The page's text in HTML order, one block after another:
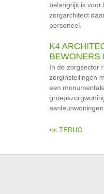
belangrijk is voor
zorgarchitect
personeel.
K4
BEWONERS
In de zorgsector
zorginstellingen
een
<< TERUG